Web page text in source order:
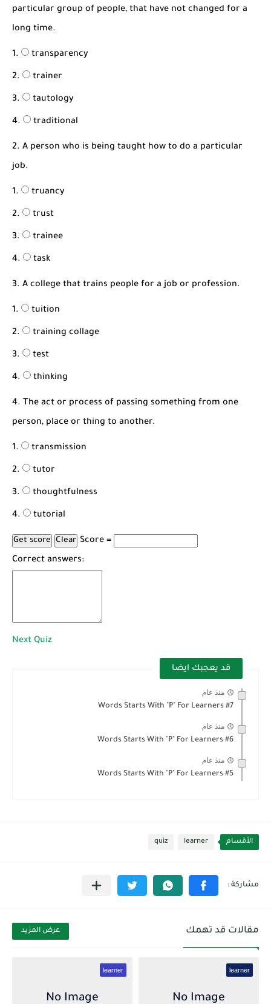
شرح قسم القراءة لكل وحدات الكتاب Super Goal 3 -...
particular group of people, that have not changed for a
long time.
transparency
trainer
tautology
traditional
2. A person who is being taught how to do a particular
job.
truancy
trust
trainee
task
3. A college that trains people for a job or profession.
tuition
training collage
test
thinking
4. The act or process of passing something from one
person, place or thing to another.
transmission
tutor
thoughtfulness
tutorial
Score =
Correct answers:
Next Quiz
قد يعجبك ايضا
منذ عام
Words Starts With "P" For Learners #7
منذ عام
Words Starts With "P" For Learners #6
منذ عام
Words Starts With "P" For Learners #5
الأقسام learner
quiz
مقالات قد تهمك عرض المزيد
learner
learner